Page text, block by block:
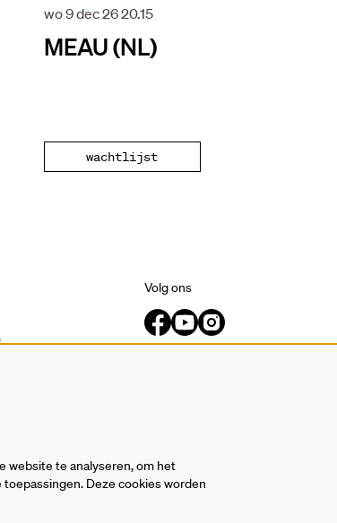
MEAU (NL)
wo 9 dec 2620.15
wachtlijst
Volg ons
website te analyseren, om het
Deze cookies worden